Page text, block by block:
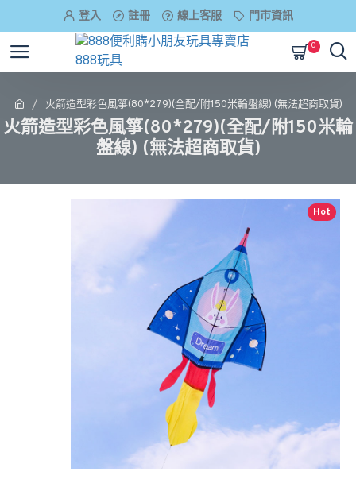
登入 註冊 線上客服 門市資訊
0
火箭造型彩色風箏(80*279)(全配/附150米輪盤線) (無法超商取貨)
火箭造型彩色風箏(80*279)(全配/附150米輪
盤線) (無法超商取貨)
Hot